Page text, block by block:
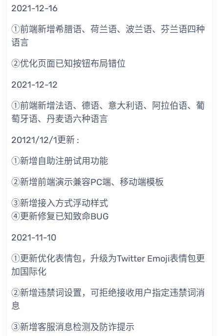
2021-12-16
①前端新增希腊语、荷兰语、波兰语、芬兰语四种
语言
②优化页面已知按钮布局错位
2021-12-12
①前端新增法语、德语、意大利语、阿拉伯语、葡
萄牙语、丹麦语六种语言
20121/12/1更新 :
①新增自助注册试用功能
②新增前端演示兼容PC端、移动端模板
③新增接入方式浮动样式
④更新修复已知致命BUG
2021-11-10
①更新优化表情包，升级为Twitter Emoji表情包更
加国际化
②新增违禁词设置，可拒绝接收用户指定违禁词消
息
③新增客服消息检测及防诈提示